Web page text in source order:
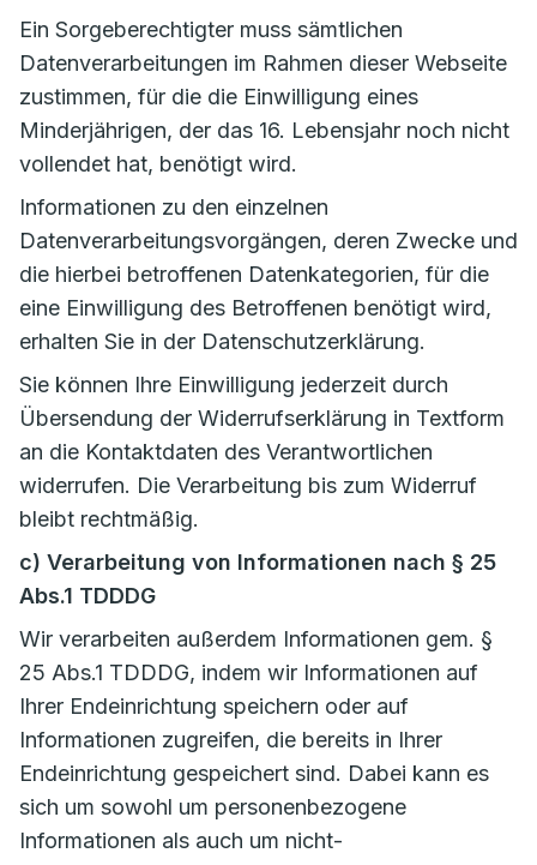
Ein Sorgeberechtigter muss sämtlichen
Datenverarbeitungen im Rahmen dieser Webseite
zustimmen, für die die Einwilligung eines
Minderjährigen, der das 16. Lebensjahr noch nicht
vollendet hat, benötigt wird.
Informationen zu den einzelnen
Datenverarbeitungsvorgängen, deren Zwecke und
die hierbei betroffenen Datenkategorien, für die
eine Einwilligung des Betroffenen benötigt wird,
erhalten Sie in der Datenschutzerklärung.
Sie können Ihre Einwilligung jederzeit durch
Übersendung der Widerrufserklärung in Textform
an die Kontaktdaten des Verantwortlichen
widerrufen. Die Verarbeitung bis zum Widerruf
bleibt rechtmäßig.
c) Verarbeitung von Informationen nach § 25
Abs.1 TDDDG
Wir verarbeiten außerdem Informationen gem. §
25 Abs.1 TDDDG, indem wir Informationen auf
Ihrer Endeinrichtung speichern oder auf
Informationen zugreifen, die bereits in Ihrer
Endeinrichtung gespeichert sind. Dabei kann es
sich um sowohl um personenbezogene
Informationen als auch um nicht-